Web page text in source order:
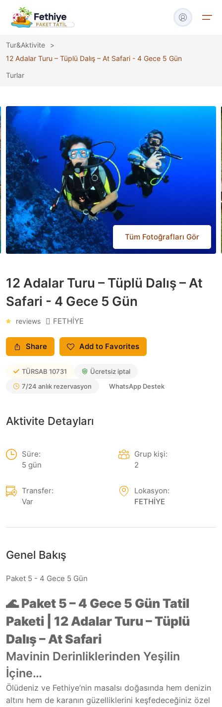
🏠
⛵
👋 Hakkımızda
📝
📧
Tur&Aktivite
>
12 Adalar Turu – Tüplü Dalış – At Safari - 4 Gece 5 Gün
Turlar
Tüm Fotoğrafları Gör
Tüm Fotoğrafları Gör
Tüm Fotoğrafları Gör
Tüm Fotoğrafları Gör
Tüm Fotoğrafları Gör
Tüm Fotoğrafları Gör
Tüm Fotoğrafları Gör
Tüm Fotoğrafları Gör
Tüm Fotoğrafları Gör
Tüm Fotoğrafları Gör
Tüm Fotoğrafları Gör
Tüm Fotoğrafları Gör
Tüm Fotoğrafları Gör
12 Adalar Turu – Tüplü Dalış – At
Safari - 4 Gece 5 Gün
reviews FETHİYE
Share Add to Favorites
TÜRSAB 10731
Ücretsiz iptal
7/24 anlık rezervasyon
WhatsApp Destek
Aktivite Detayları
Süre:
5 gün
Grup kişi:
2
Transfer:
Var
Lokasyon:
FETHİYE
Genel Bakış
Paket 5 - 4 Gece 5 Gün
🌊Paket 5 – 4 Gece 5 Gün Tatil
Paketi | 12 Adalar Turu – Tüplü
Dalış – At Safari
Mavinin Derinliklerinden Yeşilin
İçine…
Ölüdeniz ve Fethiye’nin masalsı doğasında hem denizin
altını hem de karanın güzelliklerini keşfedeceğiniz özel